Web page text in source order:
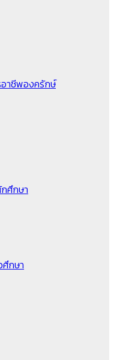
อาชีพองครักษ์
ศึกษา
ศึกษา